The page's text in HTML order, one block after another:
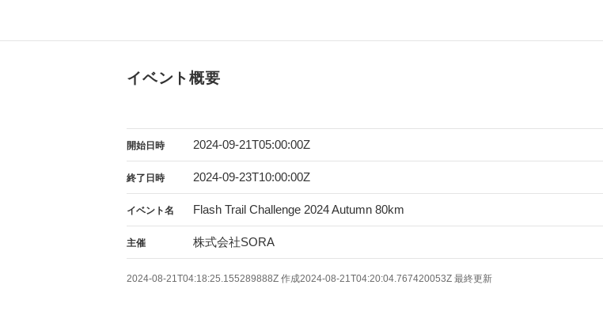
イベント概要
開始日時 2024-09-21T05:00:00Z
終了日時 2024-09-23T10:00:00Z
イベント名 Flash Trail Challenge 2024 Autumn 80km
主催 株式会社SORA
2024-08-21T04:18:25.155289888Z 作成2024-08-21T04:20:04.767420053Z 最終更新